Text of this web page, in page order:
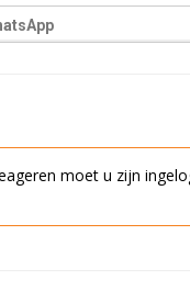
moet u zijn